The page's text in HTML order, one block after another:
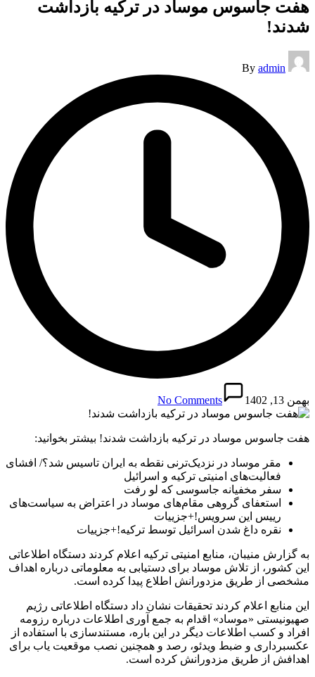
هفت جاسوس موساد در ترکیه بازداشت
شدند!
Posted
by
By admin
بهمن 13, 1402 No Comments
هفت جاسوس موساد در ترکیه بازداشت شدند! بیشتر بخوانید:
مقر موساد در نزدیک‌ترنی نقطه به ایران تاسیس شد؟/ افشای
فعالیت‌های امنیتی ترکیه و اسرائیل
سفر مخفیانه جاسوسی که لو رفت
استعفای گروهی مقام‌های موساد در اعتراض به سیاست‌های
رییس این سرویس!+جزییات
نقره داغ شدن اسرائیل توسط ترکیه!+جزییات
به گزارش منیبان، منابع امنیتی ترکیه اعلام کردند دستگاه اطلاعاتی
این کشور، از تلاش موساد برای دستیابی به معلوماتی درباره اهداف
مشخصی از طریق مزدورانش اطلاع پیدا کرده است.
این منابع اعلام کردند تحقیقات نشان داد دستگاه اطلاعاتی رژیم
صهیونیستی «موساد» اقدام به جمع آوری اطلاعات درباره رزومه
افراد و کسب اطلاعات دیگر در این باره، مستندسازی با استفاده از
عکسبرداری و ضبط ویدئو، رصد و همچنین نصب موقعیت یاب برای
اهدافش از طریق مزدورانش کرده است.